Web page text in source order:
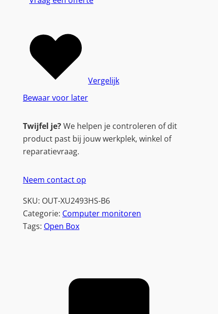
Bewaar voor later
Vergelijk
Twijfel je?We helpen je controleren of dit
product past bij jouw werkplek, winkel of
reparatievraag.
Neem contact op
SKU: OUT-XU2493HS-B6
Categorie: Computer monitoren
Tags: Open Box